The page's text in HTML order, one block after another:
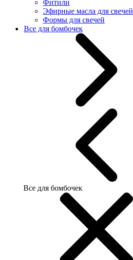
Фитили
Эфирные масла для свечей
Формы для свечей
Все для бомбочек
Все для бомбочек